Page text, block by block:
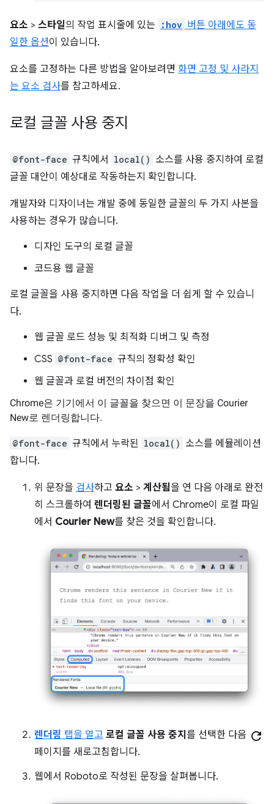
요소 > 스타일의 작업 표시줄에 있는 :hov 버튼 아래에도 동
일한 옵션이 있습니다.
요소를 고정하는 다른 방법을 알아보려면 화면 고정 및 사라지
는 요소 검사를 참고하세요.
로컬 글꼴 사용 중지
@font-face 규칙에서 local() 소스를 사용 중지하여 로컬
글꼴 대안이 예상대로 작동하는지 확인합니다.
개발자와 디자이너는 개발 중에 동일한 글꼴의 두 가지 사본을
사용하는 경우가 많습니다.
디자인 도구의 로컬 글꼴
코드용 웹 글꼴
로컬 글꼴을 사용 중지하면 다음 작업을 더 쉽게 할 수 있습니
다.
웹 글꼴 로드 성능 및 최적화 디버그 및 측정
CSS @font-face 규칙의 정확성 확인
웹 글꼴과 로컬 버전의 차이점 확인
Chrome은 기기에서 이 글꼴을 찾으면 이 문장을 Courier
New로 렌더링합니다.
@font-face 규칙에서 누락된 local() 소스를 에뮬레이션
합니다.
위 문장을 검사하고 요소 > 계산됨을 연 다음 아래로 완전
히 스크롤하여 렌더링된 글꼴에서 Chrome이 로컬 파일
에서 Courier New를 찾은 것을 확인합니다.
렌더링 탭을 열고 로컬 글꼴 사용 중지 를 선택한 다음 refresh
페이지를 새로고침합니다.
웹에서 Roboto로 작성된 문장을 살펴봅니다.